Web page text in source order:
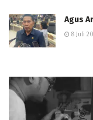
Agus
8 Juli